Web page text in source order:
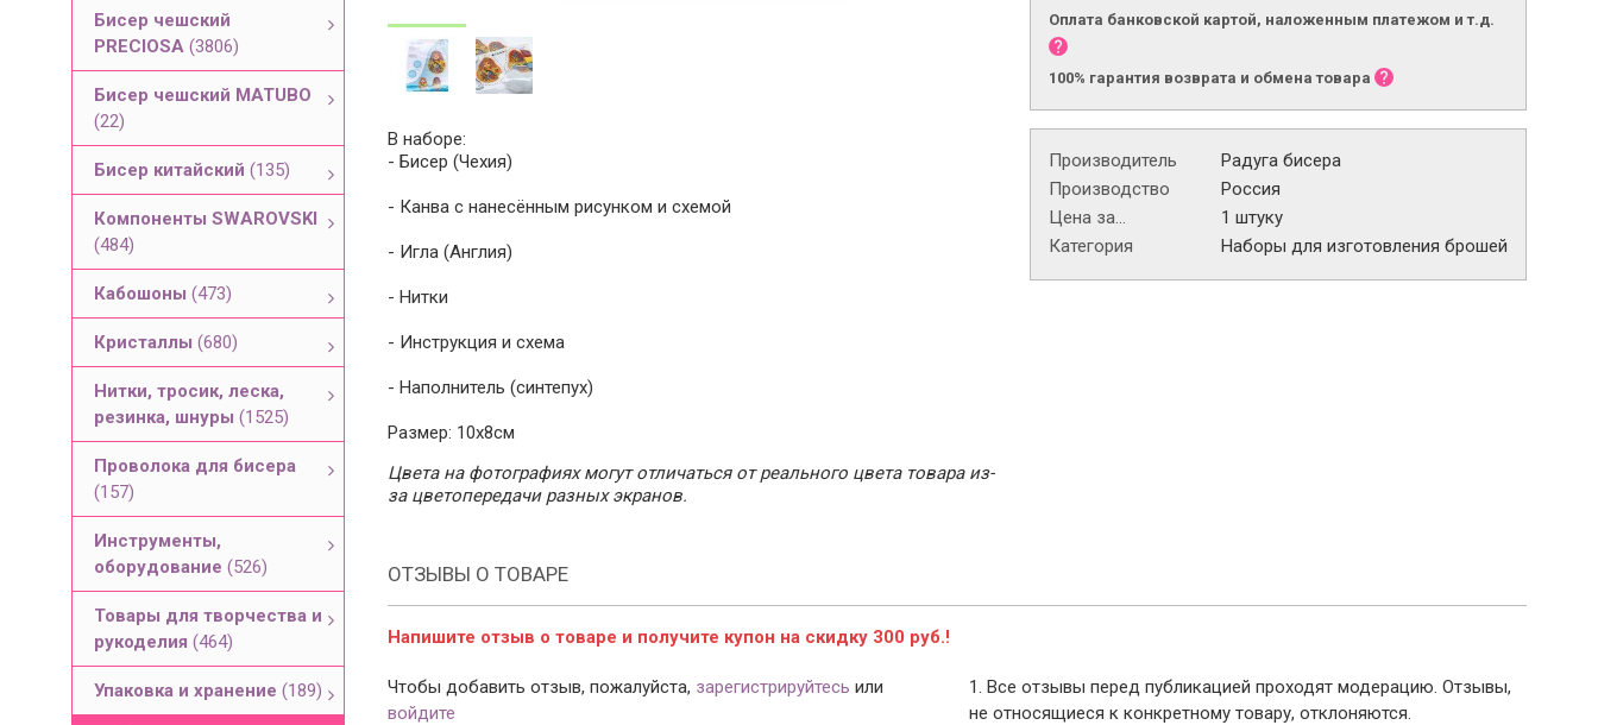
Бисер чешский
PRECIOSA (3806)
Бисер чешский MATUBO
(22)
Бисер китайский (135)
Компоненты SWAROVSKI
(484)
Кабошоны (473)
Кристаллы (680)
Нитки, тросик, леска,
резинка, шнуры (1525)
Проволока для бисера
(157)
Инструменты,
оборудование (526)
Товары для творчества и
рукоделия (464)
Упаковка и хранение (189)
В наборе:
- Бисер (Чехия)
- Канва с нанесённым рисунком и схемой
- Игла (Англия)
- Нитки
- Инструкция и схема
- Наполнитель (синтепух)
Размер: 10х8см
Цвета на фотографиях могут отличаться от реального цвета товара из-
за цветопередачи разных экранов.
Оплата банковской картой, наложенным платежом и т.д.
100% гарантия возврата и обмена товара
Производитель
Радуга бисера
Производство
Россия
Цена за...
1 штуку
Категория
Наборы для изготовления брошей
ОТЗЫВЫ О ТОВАРЕ
Напишите отзыв о товаре и получите купон на скидку 300 руб.!
Чтобы добавить отзыв, пожалуйста, зарегистрируйтесь или
войдите
1. Все отзывы перед публикацией проходят модерацию. Отзывы,
не относящиеся к конкретному товару, отклоняются.